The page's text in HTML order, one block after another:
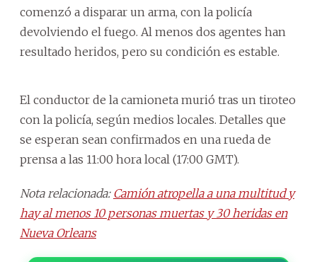
comenzó a disparar un arma, con la policía
devolviendo el fuego. Al menos dos agentes han
resultado heridos, pero su condición es estable.
El conductor de la camioneta murió tras un tiroteo
con la policía, según medios locales. Detalles que
se esperan sean confirmados en una rueda de
prensa a las 11:00 hora local (17:00 GMT).
Nota relacionada: Camión atropella a una multitud y
hay al menos 10 personas muertas y 30 heridas en
Nueva Orleans